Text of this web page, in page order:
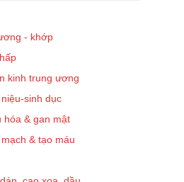
- khớp
kinh trung ương
sinh dục
hóa & gan mật
& tạo máu